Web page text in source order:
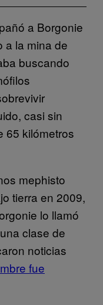
a Borgonie
a la mina de
buscando
casi sin
65 kilómetros
mephisto
tierra en 2009,
lo llamó
clase de
noticias
fue